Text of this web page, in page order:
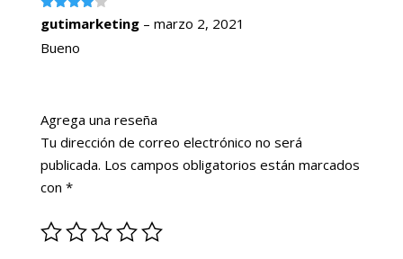
Valorado
con4de
5
gutimarketing – marzo 2, 2021
Bueno
Agrega una reseña
Tu dirección de correo electrónico no será
publicada. Los campos obligatorios están marcados
con *